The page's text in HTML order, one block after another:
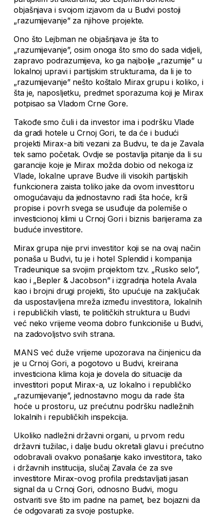
objašnjava i svojom izjavom da u Budvi postoji
„razumijevanje” za njihove projekte.
Ono što Lejbman ne objašnjava je šta to
„razumijevanje”, osim onoga što smo do sada vidjeli,
zapravo podrazumijeva, ko ga najbolje „razumije” u
lokalnoj upravi i partijskim strukturama, da li je to
„razumijevanje” nešto koštalo Mirax grupu i koliko, i
šta je, naposljetku, predmet sporazuma koji je Mirax
potpisao sa Vladom Crne Gore.
Takođe smo čuli i da investor ima i podršku Vlade
da gradi hotele u Crnoj Gori, te da će i budući
projekti Mirax-a biti vezani za Budvu, te da je Zavala
tek samo početak. Ovdje se postavlja pitanje da li su
garancije koje je Mirax možda dobio od nekoga iz
Vlade, lokalne uprave Budve ili visokih partijskih
funkcionera zaista toliko jake da ovom investitoru
omogućavaju da jednostavno radi šta hoće, krši
propise i povrh svega se usuđuje da polemiše o
investicionoj klimi u Crnoj Gori i biznis barijerama za
buduće investitore.
Mirax grupa nije prvi investitor koji se na ovaj način
ponaša u Budvi, tu je i hotel Splendid i kompanija
Tradeunique sa svojim projektom tzv. „Rusko selo”,
kao i „Bepler & Jacobson” i izgradnja hotela Avala
kao i brojni drugi projekti, što upućuje na zaključak
da uspostavljena mreža između investitora, lokalnih
i republičkih vlasti, te političkih struktura u Budvi
već neko vrijeme veoma dobro funkcioniše u Budvi,
na zadovoljstvo svih strana.
MANS već duže vrijeme upozorava na činjenicu da
je u Crnoj Gori, a pogotovo u Budvi, kreirana
investiciona klima koja je dovela do situacije da
investitori poput Mirax-a, uz lokalno i republičko
„razumijevanje”, jednostavno mogu da rade šta
hoće u prostoru, uz prećutnu podršku nadležnih
lokalnih i republičkih inspekcija.
Ukoliko nadležni državni organi, u prvom redu
državni tužilac, i dalje budu okretali glavu i prećutno
odobravali ovakvo ponašanje kako investitora, tako
i državnih institucija, slučaj Zavala će za sve
investitore Mirax-ovog profila predstavljati jasan
signal da u Crnoj Gori, odnosno Budvi, mogu
ostvariti sve što im padne na pamet, bez bojazni da
će odgovarati za svoje postupke.